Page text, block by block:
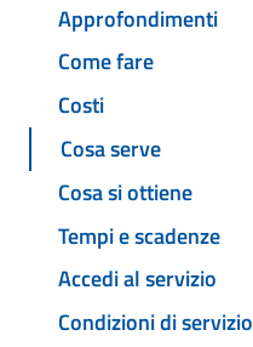
Approfondimenti
Come fare
Costi
Cosa serve
Cosa si ottiene
Tempi e scadenze
Accedi al servizio
Condizioni di servizio